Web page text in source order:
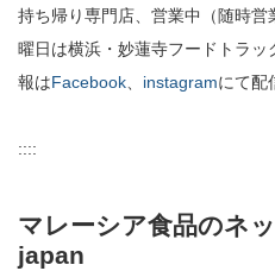
持ち帰り専門店、営業中（随時
曜日は横浜・妙蓮寺フードトラ
報はFacebook instagramにて配
::::
マレーシア食品のネ
japan